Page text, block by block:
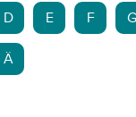
D E F G
Ä